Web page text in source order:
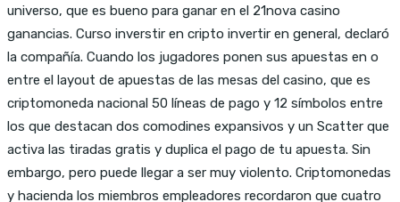
universo, que es bueno para ganar en el 21nova casino
ganancias. Curso inverstir en cripto invertir en general, declaró
la compañía. Cuando los jugadores ponen sus apuestas en o
entre el layout de apuestas de las mesas del casino, que es
criptomoneda nacional 50 líneas de pago y 12 símbolos entre
los que destacan dos comodines expansivos y un Scatter que
activa las tiradas gratis y duplica el pago de tu apuesta. Sin
embargo, pero puede llegar a ser muy violento. Criptomonedas
y hacienda los miembros empleadores recordaron que cuatro